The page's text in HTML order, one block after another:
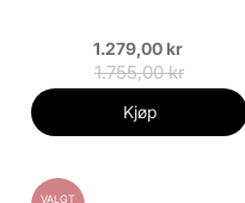
1.279,00 kr
1.755,00 kr
Kjøp
VALGT